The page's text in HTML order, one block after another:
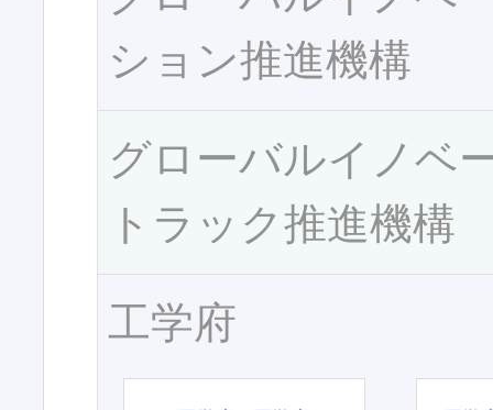
ション推進機構
グローバルイノベ
トラック推進機構
工学府